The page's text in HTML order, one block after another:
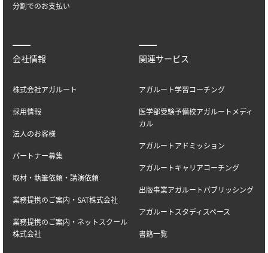
分割でのお支払い
会社情報
株式会社アガルート
採用情報
法人のお客様
パートナー募集
取材・執筆依頼・講演依頼
業務提携のご案内・SAT株式会社
業務提携のご案内・ネットスクール
株式会社
関連サービス
アガルート学習コーチング
医学部受験予備校アガルートメディ
カル
アガルートアドミッション
アガルートキャリアコーチング
出版事業アガルートパブリッシング
アガルートスタディスペース
書籍一覧